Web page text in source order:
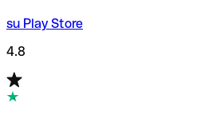
su Play Store
4.8